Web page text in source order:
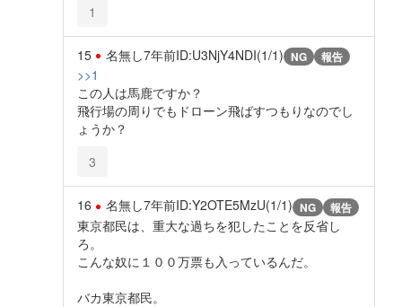
1
15 名無し7年前ID:U3NjY4NDI(1/1) NG 報告
>>1
この人は馬鹿ですか？
飛行場の周りでもドローン飛ばすつもりなのでし
ょうか？
3
16 名無し7年前ID:Y2OTE5MzU(1/1) NG 報告
東京都民は、重大な過ちを犯したことを反省し
ろ。
こんな奴に１００万票も入っているんだ。
バカ東京都民。